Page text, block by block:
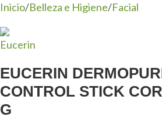
Inicio/Belleza e Higiene/Facial
EUCERIN
CONTROL STICK
G